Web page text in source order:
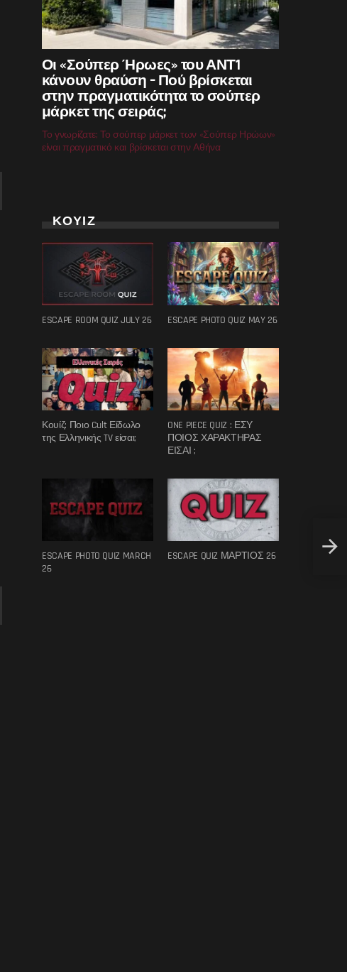
Οι
7
Οι «Σούπερ Ήρωες» του ΑΝΤ1
κάνουν θραύση – Πού βρίσκεται
στην πραγματικότητα το σούπερ
μάρκετ της σειράς;
Το γνωρίζατε; Το σούπερ μάρκετ των «Σούπερ Ηρώων»
είναι πραγματικό και βρίσκεται στην Αθήνα
ΚΟΥΙΖ
ESCAPE ROOM QUIZ JULY 26 ESCAPE PHOTO QUIZ MAY 26
Κουίζ: Ποιο Cult Είδωλο
της Ελληνικής TV είσαι;
ONE PIECE QUIZ : ΕΣΥ
ΠΟΙΟΣ ΧΑΡΑΚΤΗΡΑΣ
ΕΙΣΑΙ ;
ESCAPE PHOTO QUIZ MARCH
26
ESCAPE QUIZ ΜΑΡΤΙΟΣ 26